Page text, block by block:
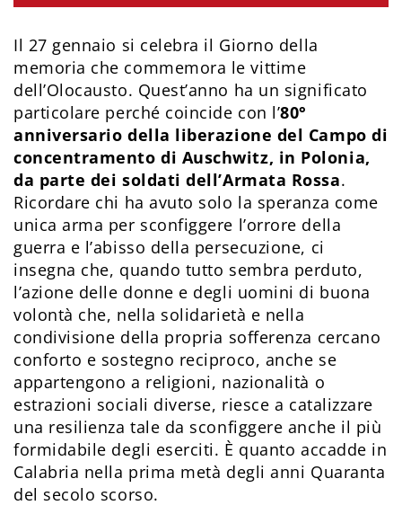
Il 27 gennaio si celebra il Giorno della
memoria che commemora le vittime
dell’Olocausto. Quest’anno ha un significato
particolare perché coincide con l’80°
anniversario della liberazione del Campo di
concentramento di Auschwitz, in Polonia,
da parte dei soldati dell’Armata Rossa.
Ricordare chi ha avuto solo la speranza come
unica arma per sconfiggere l’orrore della
guerra e l’abisso della persecuzione, ci
insegna che, quando tutto sembra perduto,
l’azione delle donne e degli uomini di buona
volontà che, nella solidarietà e nella
condivisione della propria sofferenza cercano
conforto e sostegno reciproco, anche se
appartengono a religioni, nazionalità o
estrazioni sociali diverse, riesce a catalizzare
una resilienza tale da sconfiggere anche il più
formidabile degli eserciti. È quanto accadde in
Calabria nella prima metà degli anni Quaranta
del secolo scorso.